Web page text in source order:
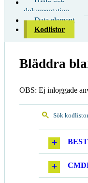
Hjälp och
dokumentation
Data element
Kodlistor
Bläddra
OBS: Ej inloggade
Sök kodlistor